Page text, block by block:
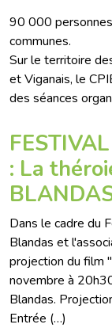
90 000
communes.
Sur le territoire
et Viganais, le
des séances
: La
Dans le cadre du
Blandas et
projection du film
novembre à
Blandas.
Entrée (…)